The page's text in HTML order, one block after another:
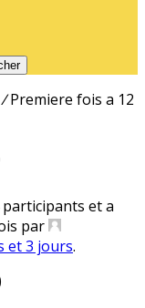
/ Premiere fois a 12
et a
par
et 3 jours.